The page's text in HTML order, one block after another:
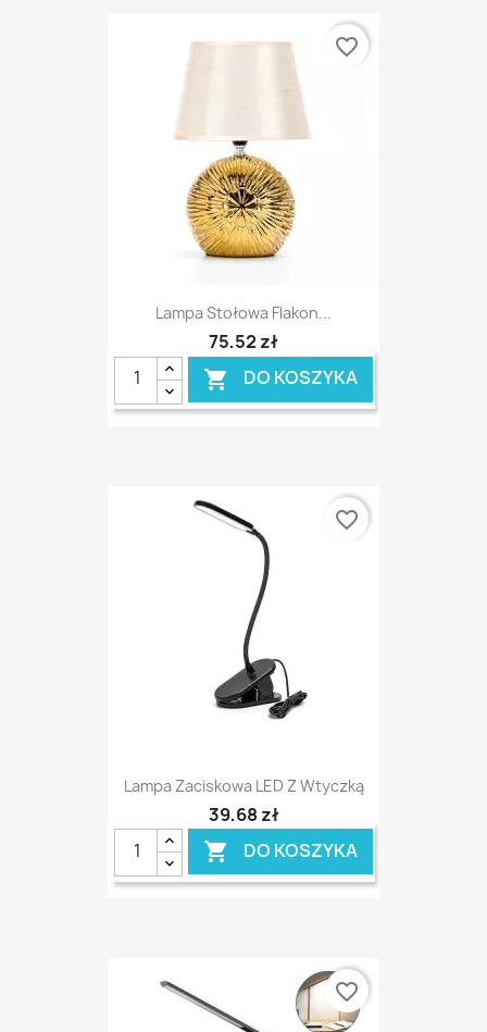
Lampa Stołowa Flakon...
75,52 zł
 DO KOSZYKA
favorite_border
Lampa Zaciskowa LED Z Wtyczką
39,68 zł
 DO KOSZYKA
favorite_border
favorite_border